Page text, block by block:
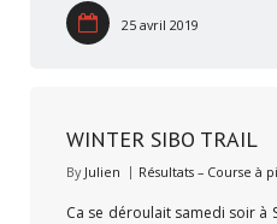
25 avril 2019
WINTER SIBO TRAIL
By Julien Résultats – Course à
Ca se déroulait samedi soir à